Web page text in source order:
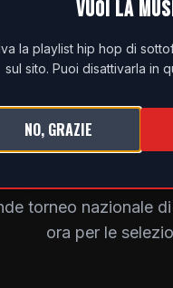
TBD
ISCRIZIONI
torneo nazionale
ora per le
VUOI LA
la playlist hip hop di
sul sito. Puoi disattivarla in
NO, GRAZIE